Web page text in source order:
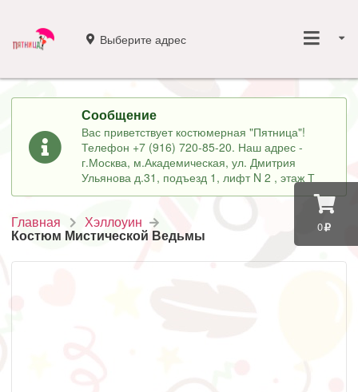
0
Выберите адрес
Сообщение
Вас приветствует костюмерная "Пятница"!
Телефон +7 (916) 720-85-20. Наш адрес -
г.Москва, м.Академическая, ул. Дмитрия
Ульянова д.31, подъезд 1, лифт N 2 , этаж Т
Главная Хэллоуин
Костюм Мистической Ведьмы